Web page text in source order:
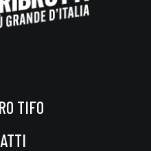
TIFO